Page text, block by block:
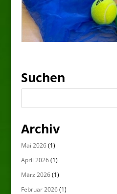
Suchen
Archiv
Mai 2026(1)
April 2026(1)
März 2026(1)
Februar 2026(1)